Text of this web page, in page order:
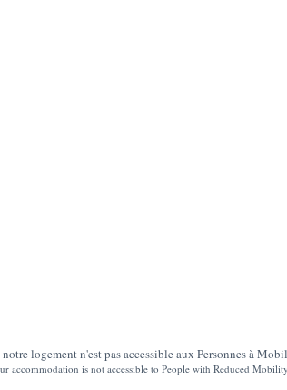
logement n'est pas accessible aux Personnes à
accommodation is not accessible to People with Reduced